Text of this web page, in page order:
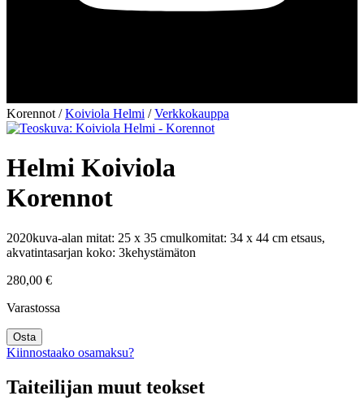
Korennot /Koiviola Helmi /Verkkokauppa
Helmi Koiviola
Korennot
2020kuva-alan mitat: 25 x 35 cmulkomitat: 34 x 44 cm etsaus,
akvatintasarjan koko: 3kehystämäton
280,00 €
Varastossa
Korennot
määrä
Osta
Kiinnostaako osamaksu?
Taiteilijan muut teokset